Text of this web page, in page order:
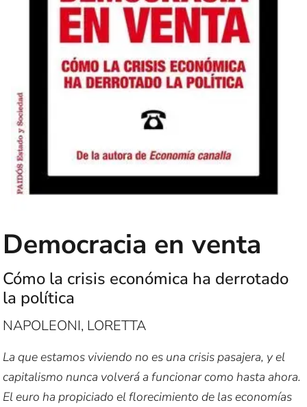
Democracia en venta
Cómo la crisis económica ha derrotado
la política
NAPOLEONI, LORETTA
La que estamos viviendo no es una crisis pasajera, y el
capitalismo nunca volverá a funcionar como hasta ahora.
El euro ha propiciado el florecimiento de las economías